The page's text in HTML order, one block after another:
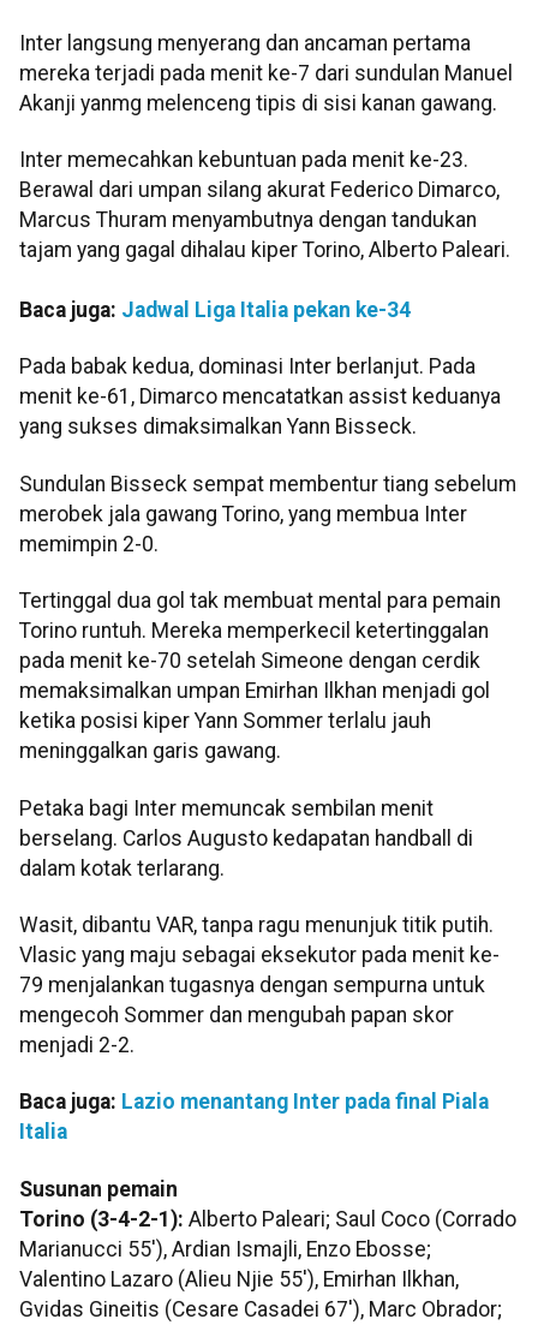
Inter langsung menyerang dan ancaman pertama
mereka terjadi pada menit ke-7 dari sundulan Manuel
Akanji yanmg melenceng tipis di sisi kanan gawang.
Inter memecahkan kebuntuan pada menit ke-23.
Berawal dari umpan silang akurat Federico Dimarco,
Marcus Thuram menyambutnya dengan tandukan
tajam yang gagal dihalau kiper Torino, Alberto Paleari.
Baca juga: Jadwal Liga Italia pekan ke-34
Pada babak kedua, dominasi Inter berlanjut. Pada
menit ke-61, Dimarco mencatatkan assist keduanya
yang sukses dimaksimalkan Yann Bisseck.
Sundulan Bisseck sempat membentur tiang sebelum
merobek jala gawang Torino, yang membua Inter
memimpin 2-0.
Tertinggal dua gol tak membuat mental para pemain
Torino runtuh. Mereka memperkecil ketertinggalan
pada menit ke-70 setelah Simeone dengan cerdik
memaksimalkan umpan Emirhan Ilkhan menjadi gol
ketika posisi kiper Yann Sommer terlalu jauh
meninggalkan garis gawang.
Petaka bagi Inter memuncak sembilan menit
berselang. Carlos Augusto kedapatan handball di
dalam kotak terlarang.
Wasit, dibantu VAR, tanpa ragu menunjuk titik putih.
Vlasic yang maju sebagai eksekutor pada menit ke-
79 menjalankan tugasnya dengan sempurna untuk
mengecoh Sommer dan mengubah papan skor
menjadi 2-2.
Baca juga: Lazio menantang Inter pada final Piala
Italia
Susunan pemain
Torino (3-4-2-1): Alberto Paleari; Saul Coco (Corrado
Marianucci 55'), Ardian Ismajli, Enzo Ebosse;
Valentino Lazaro (Alieu Njie 55'), Emirhan Ilkhan,
Gvidas Gineitis (Cesare Casadei 67'), Marc Obrador;